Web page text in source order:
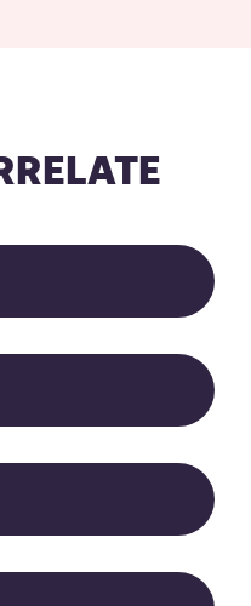
PER
DENUNCIA,
mettere a tacere chi
SLAPP.